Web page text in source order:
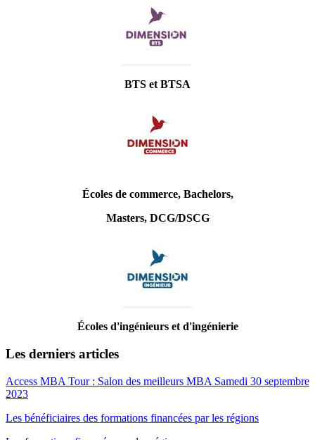
BTS et BTSA
Écoles de commerce, Bachelors,
Masters, DCG/DSCG
Écoles d'ingénieurs et d'ingénierie
Les derniers articles
Access MBA Tour : Salon des meilleurs MBA Samedi 30 septembre
2023
Les bénéficiaires des formations financées par les régions